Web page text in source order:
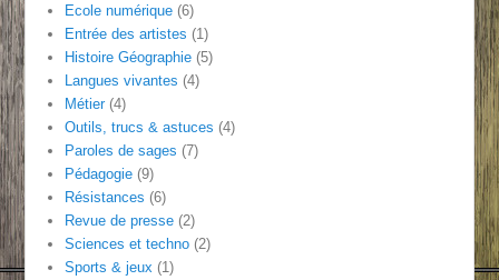
Ecole numérique (6)
Entrée des artistes (1)
Histoire Géographie (5)
Langues vivantes (4)
Métier(4)
Outils, trucs & astuces (4)
Paroles de sages (7)
Pédagogie (9)
Résistances (6)
Revue de presse (2)
Sciences et techno (2)
Sports & jeux (1)